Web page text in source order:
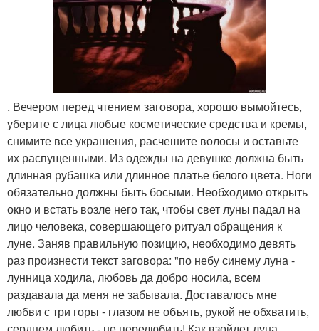
. Вечером перед чтением заговора, хорошо вымойтесь,
уберите с лица любые косметические средства и кремы,
снимите все украшения, расчешите волосы и оставьте
их распущенными. Из одежды на девушке должна быть
длинная рубашка или длинное платье белого цвета. Ноги
обязательно должны быть босыми. Необходимо открыть
окно и встать возле него так, чтобы свет луны падал на
лицо человека, совершающего ритуал обращения к
луне. Заняв правильную позицию, необходимо девять
раз произнести текст заговора: "по небу синему луна -
лунница ходила, любовь да добро носила, всем
раздавала да меня не забывала. Доставалось мне
любви с три горы - глазом не объять, рукой не обхватить,